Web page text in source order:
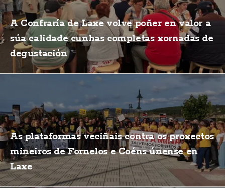
A Confraría de Laxe volve poñer en valor a
súa calidade cunhas completas xornadas de
degustación
As plataformas veciñais contra os proxectos
mineiros de Fornelos e Coéns únense en
Laxe